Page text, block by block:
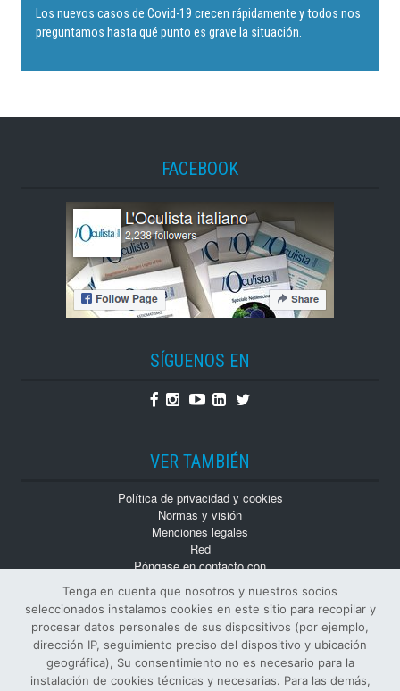
Los nuevos casos de Covid-19 crecen rápidamente y todos nos
preguntamos hasta qué punto es grave la situación.
FACEBOOK
SÍGUENOS EN
Facebook
Instagram
YoutubeLinkedin
Twitter
VER TAMBIÉN
Política de privacidad y cookies
Normas y visión
Menciones legales
Red
Póngase en contacto con
Monografías
Números atrasados
Tenga en cuenta que nosotros y nuestros socios
seleccionados instalamos cookies en este sitio para recopilar y
procesar datos personales de sus dispositivos (por ejemplo,
dirección IP, seguimiento preciso del dispositivo y ubicación
geográfica), Su consentimiento no es necesario para la
instalación de cookies técnicas y necesarias. Para las demás,